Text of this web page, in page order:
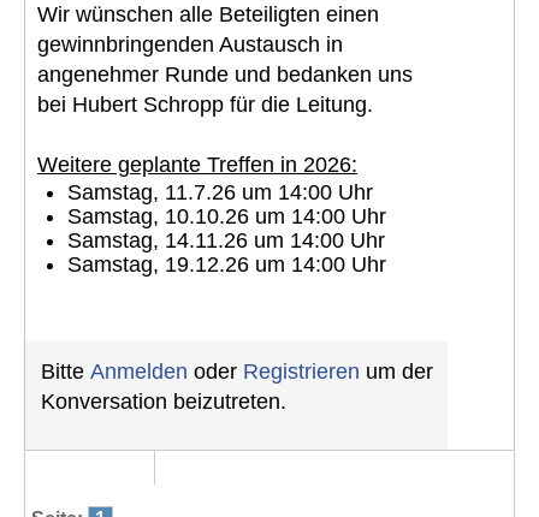
Wir wünschen alle Beteiligten einen
gewinnbringenden Austausch in
angenehmer Runde und bedanken uns
bei Hubert Schropp für die Leitung.
Weitere geplante Treffen in 2026:
Samstag, 11.7.26 um 14:00 Uhr
Samstag, 10.10.26 um 14:00 Uhr
Samstag, 14.11.26 um 14:00 Uhr
Samstag, 19.12.26 um 14:00 Uhr
Bitte Anmelden oder Registrieren um der
Konversation beizutreten.